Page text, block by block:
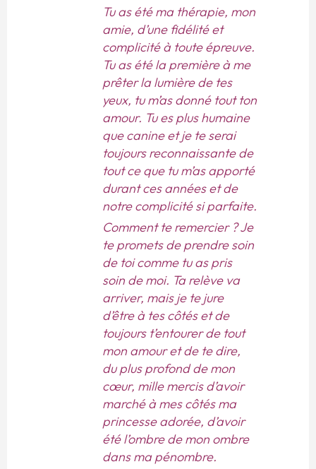
Tu as été ma thérapie, mon
amie, d’une fidélité et
complicité à toute épreuve.
Tu as été la première à me
prêter la lumière de tes
yeux, tu m’as donné tout ton
amour. Tu es plus humaine
que canine et je te serai
toujours reconnaissante de
tout ce que tu m’as apporté
durant ces années et de
notre complicité si parfaite.
Comment te remercier ? Je
te promets de prendre soin
de toi comme tu as pris
soin de moi. Ta relève va
arriver, mais je te jure
d’être à tes côtés et de
toujours t’entourer de tout
mon amour et de te dire,
du plus profond de mon
cœur, mille mercis d’avoir
marché à mes côtés ma
princesse adorée, d’avoir
été l’ombre de mon ombre
dans ma pénombre.